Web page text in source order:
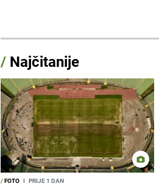
/ Najčitanije
/FOTO I PRIJE 1 DAN